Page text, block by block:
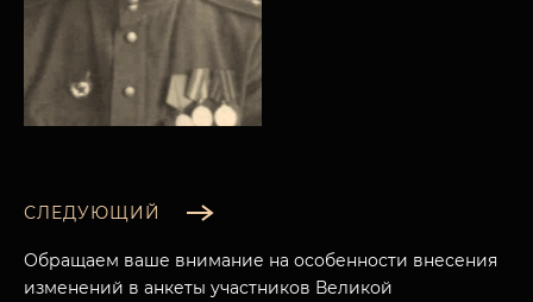
СЛЕДУЮЩИЙ
Обращаем ваше внимание на особенности внесения
изменений в анкеты участников Великой